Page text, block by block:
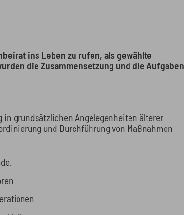
ins Leben zu rufen, als gewählte
die Zusammensetzung und die Aufgaben
in grundsätzlichen Angelegenheiten älterer
und Durchführung von Maßnahmen